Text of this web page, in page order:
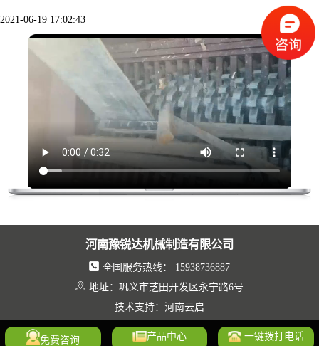
2021-06-19 17:02:43
河南豫锐达机械制造有限公司
全国服务热线： 15938736887
地址：巩义市芝田开发区永宁路6号
技术支持：河南云启
免费咨询 产品中心 一键拨打电话